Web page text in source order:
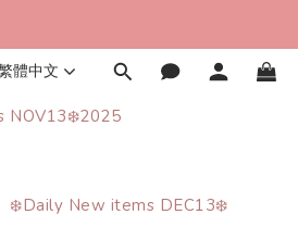
體中文
NOV13❄️2025
❄️Daily New items DEC13❄️